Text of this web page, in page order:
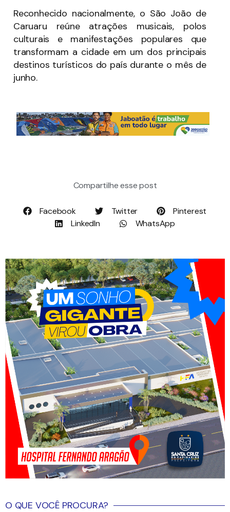
Reconhecido nacionalmente, o São João de
Caruaru reúne atrações musicais, polos
culturais e manifestações populares que
transformam a cidade em um dos principais
destinos turísticos do país durante o mês de
junho.
Compartilhe esse post
Facebook Twitter
Pinterest
LinkedIn
WhatsApp
O QUE VOCÊ PROCURA?